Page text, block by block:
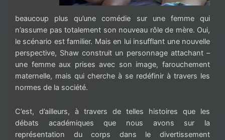
beaucoup plus qu’une comédie sur une femme qui
n’assume pas totalement son nouveau rôle de mère. Oui,
le scénario est familier. Mais en lui insufflant une nouvelle
perspective, Shaw construit un personnage attachant –
une femme aux prises avec son image, farouchement
maternelle, mais qui cherche à se redéfinir à travers les
normes de la société.
C’est, d’ailleurs, à travers de telles histoires que les
débats académiques que nous avons sur la
représentation du corps dans le divertissement